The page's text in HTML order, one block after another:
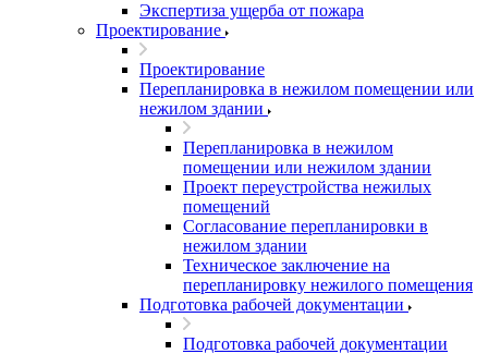
Экспертиза ущерба от пожара
Проектирование
Проектирование
Перепланировка в нежилом помещении или
нежилом здании
Перепланировка в нежилом
помещении или нежилом здании
Проект переустройства нежилых
помещений
Согласование перепланировки в
нежилом здании
Техническое заключение на
перепланировку нежилого помещения
Подготовка рабочей документации
Подготовка рабочей документации